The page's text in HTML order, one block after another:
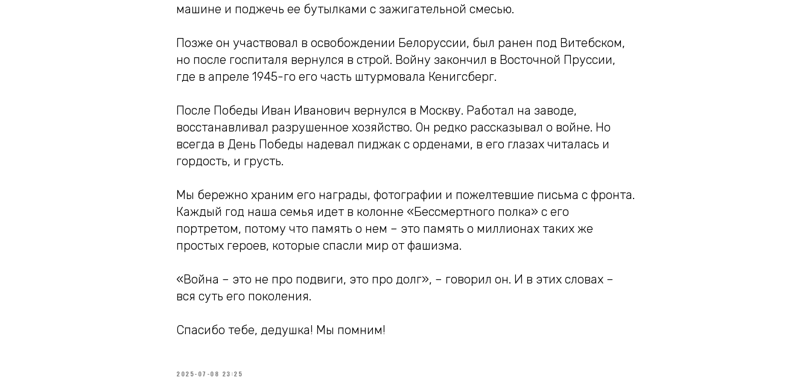
машине и поджечь ее бутылками с зажигательной смесью.
Позже он участвовал в освобождении Белоруссии, был ранен под Витебском,
но после госпиталя вернулся в строй. Войну закончил в Восточной Пруссии,
где в апреле 1945-го его часть штурмовала Кенигсберг.
После Победы Иван Иванович вернулся в Москву. Работал на заводе,
восстанавливал разрушенное хозяйство. Он редко рассказывал о войне. Но
всегда в День Победы надевал пиджак с орденами, в его глазах читалась и
гордость, и грусть.
Мы бережно храним его награды, фотографии и пожелтевшие письма с фронта.
Каждый год наша семья идет в колонне «Бессмертного полка» с его
портретом, потому что память о нем – это память о миллионах таких же
простых героев, которые спасли мир от фашизма.
«Война – это не про подвиги, это про долг», – говорил он. И в этих словах –
вся суть его поколения.
Спасибо тебе, дедушка! Мы помним!
2025-07-08 23:25